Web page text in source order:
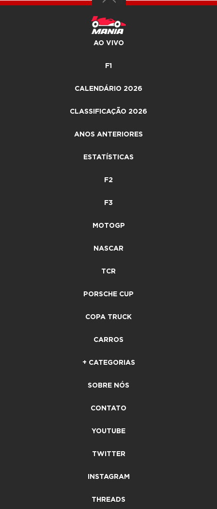
AO VIVO
F1
CALENDÁRIO 2026
CLASSIFICAÇÃO 2026
ANOS ANTERIORES
ESTATÍSTICAS
F2
F3
MOTOGP
NASCAR
TCR
PORSCHE CUP
COPA TRUCK
CARROS
+ CATEGORIAS
SOBRE NÓS
CONTATO
YOUTUBE
TWITTER
INSTAGRAM
THREADS